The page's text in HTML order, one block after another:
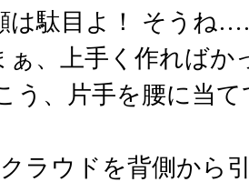
は駄目よ！ そう
ぁ、上手く作れば
う、片手を腰に当
ラウドを背側から